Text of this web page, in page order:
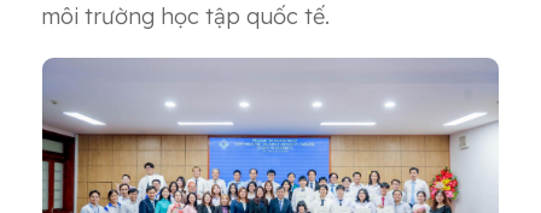
môi trường học tập quốc tế.